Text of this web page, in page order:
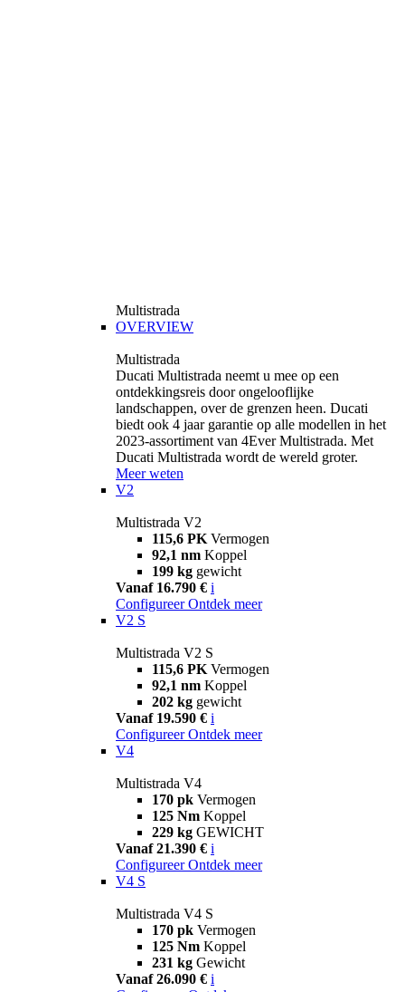
Multistrada
OVERVIEW
Multistrada
Ducati Multistrada neemt u mee op een
ontdekkingsreis door ongelooflijke
landschappen, over de grenzen heen. Ducati
biedt ook 4 jaar garantie op alle modellen in het
2023-assortiment van 4Ever Multistrada. Met
Ducati Multistrada wordt de wereld groter.
Meer weten
V2
Multistrada V2
115,6 PK Vermogen
92,1 nm Koppel
199 kg gewicht
Vanaf 16.790 € i
Configureer Ontdek meer
V2 S
Multistrada V2 S
115,6 PK Vermogen
92,1 nm Koppel
202 kg gewicht
Vanaf 19.590 € i
Configureer Ontdek meer
V4
Multistrada V4
170 pk Vermogen
125 Nm Koppel
229 kg GEWICHT
Vanaf 21.390 € i
Configureer Ontdek meer
V4 S
Multistrada V4 S
170 pk Vermogen
125 Nm Koppel
231 kg Gewicht
Vanaf 26.090 € i